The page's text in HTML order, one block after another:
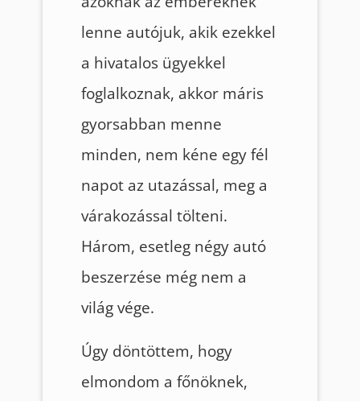
lenne autójuk, akik ezekkel
a hivatalos ügyekkel
foglalkoznak, akkor máris
gyorsabban menne
minden, nem kéne egy fél
napot az utazással, meg a
várakozással tölteni.
Három, esetleg négy autó
beszerzése még nem a
világ vége.
Úgy döntöttem, hogy
elmondom a főnöknek,